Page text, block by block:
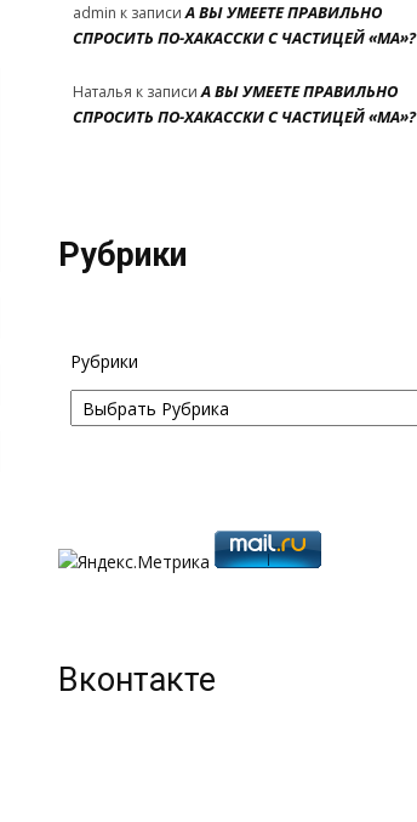
admin к записиА ВЫ УМЕЕТЕ ПРАВИЛЬНО
СПРОСИТЬ ПО-ХАКАССКИ С ЧАСТИЦЕЙ «МА»?
Наталья к записиА ВЫ УМЕЕТЕ ПРАВИЛЬНО
СПРОСИТЬ ПО-ХАКАССКИ С ЧАСТИЦЕЙ «МА»?
Рубрики
Рубрики
Вконтакте